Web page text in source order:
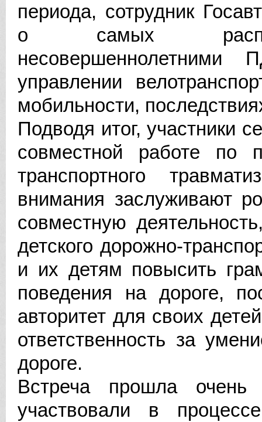
периода, сотрудник
о самых
управлении
мобильности,
Подводя итог, участники
совместной работе по
транспортного
внимания заслуживают
совместную
детского дорожно-
и их детям повысить
поведения на дороге,
авторитет для своих
ответственность за
дороге.
Встреча прошла очень
участвовали в